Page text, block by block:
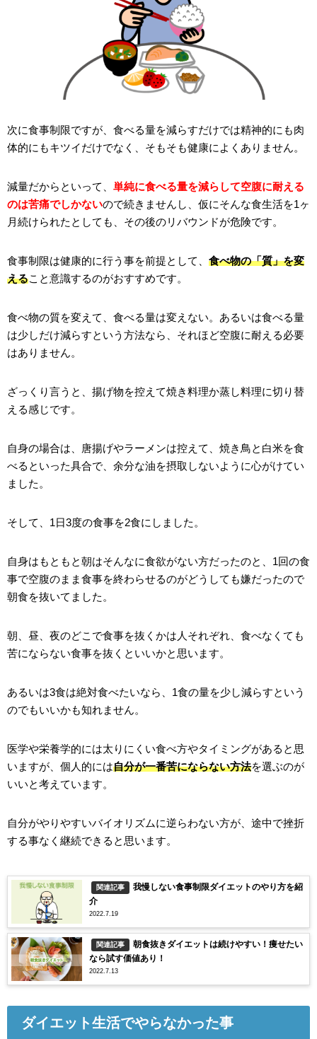
次に食事制限ですが、食べる量を減らすだけでは精神的にも肉
体的にもキツイだけでなく、そもそも健康によくありません。
減量だからといって、
単純に食べる量を減らして空腹に耐える
のは苦痛でしかないので続きませんし、仮にそんな食生活を1ヶ
月続けられたとしても、その後のリバウンドが危険です。
食事制限は健康的に行う事を前提として、 食べ物の「質」を変
える こと意識するのがおすすめです。
食べ物の質を変えて、食べる量は変えない。あるいは食べる量
は少しだけ減らすという方法なら、それほど空腹に耐える必要
はありません。
ざっくり言うと、揚げ物を控えて焼き料理か蒸し料理に切り替
える感じです。
自身の場合は、唐揚げやラーメンは控えて、焼き鳥と白米を食
べるといった具合で、余分な油を摂取しないように心がけてい
ました。
そして、1日3度の食事を2食にしました。
自身はもともと朝はそんなに食欲がない方だったのと、1回の食
事で空腹のまま食事を終わらせるのがどうしても嫌だったので
朝食を抜いてました。
朝、昼、夜のどこで食事を抜くかは人それぞれ、食べなくても
苦にならない食事を抜くといいかと思います。
あるいは3食は絶対食べたいなら、1食の量を少し減らすという
のでもいいかも知れません。
医学や栄養学的には太りにくい食べ方やタイミングがあると思
いますが、個人的には自分が一番苦にならない方法を選ぶのが
いいと考えています。
自分がやりやすいバイオリズムに逆らわない方が、途中で挫折
する事なく継続できると思います。
関連記事
我慢しない食事制限ダイエットのやり方を紹
介
2022.7.19
関連記事
朝食抜きダイエットは続けやすい！痩せたい
なら試す価値あり！
2022.7.13
ダイエット生活でやらなかった事